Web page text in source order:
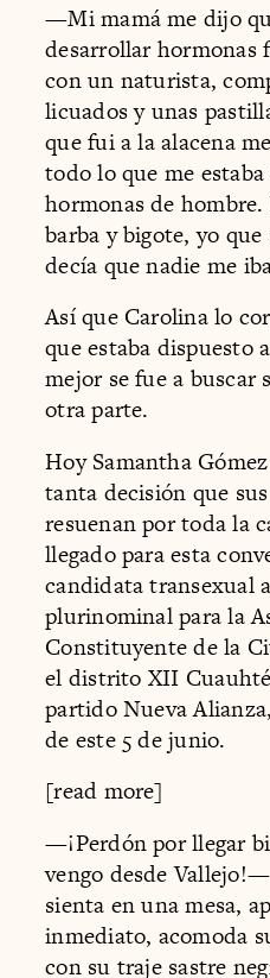
—Mi mamá me dijo
desarrollar hormonas
con un naturista,
licuados y unas
que fui a la alacena
todo lo que me
hormonas de
barba y bigote, yo
decía que nadie me
Así que Carolina lo
que estaba dispuesto
mejor se fue a buscar
otra parte.
Hoy Samantha
tanta decisión que
resuenan por toda la
llegado para esta
candidata transexual
plurinominal para la
Constituyente de la
el distrito XII
partido Nueva
de este 5 de junio.
[read more]
—¡Perdón por llegar
vengo desde
sienta en una mesa,
inmediato, acomoda
con su traje sastre